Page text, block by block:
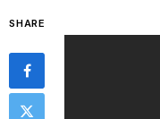
SHARE